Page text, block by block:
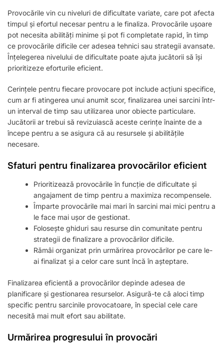
Provocările vin cu niveluri de dificultate variate, care pot afecta
timpul și efortul necesar pentru a le finaliza. Provocările ușoare
pot necesita abilități minime și pot fi completate rapid, în timp
ce provocările dificile cer adesea tehnici sau strategii avansate.
Înțelegerea nivelului de dificultate poate ajuta jucătorii să își
prioritizeze eforturile eficient.
Cerințele pentru fiecare provocare pot include acțiuni specifice,
cum ar fi atingerea unui anumit scor, finalizarea unei sarcini într-
un interval de timp sau utilizarea unor obiecte particulare.
Jucătorii ar trebui să revizuiască aceste cerințe înainte de a
începe pentru a se asigura că au resursele și abilitățile
necesare.
Sfaturi pentru finalizarea provocărilor eficient
Prioritizează provocările în funcție de dificultate și
angajament de timp pentru a maximiza recompensele.
Împarte provocările mai mari în sarcini mai mici pentru a
le face mai ușor de gestionat.
Folosește ghiduri sau resurse din comunitate pentru
strategii de finalizare a provocărilor dificile.
Rămâi organizat prin urmărirea provocărilor pe care le-
ai finalizat și a celor care sunt încă în așteptare.
Finalizarea eficientă a provocărilor depinde adesea de
planificare și gestionarea resurselor. Asigură-te că aloci timp
specific pentru sarcinile provocatoare, în special cele care
necesită mai mult efort sau abilitate.
Urmărirea progresului în provocări